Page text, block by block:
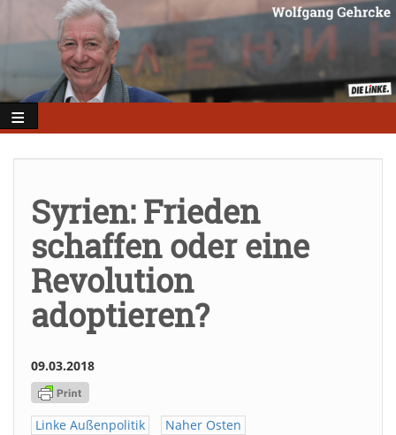
Inhalt
Syrien: Frieden
schaffen oder eine
Revolution
adoptieren?
09.03.2018
Linke Außenpolitik Naher Osten